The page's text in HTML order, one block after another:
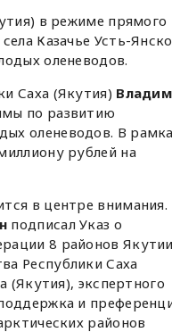
в режиме прямого
Казачье Усть-
оленеводов.
Саха (Якутия)
по развитию
оленеводов. В
рублей на
в центре внимания.
подписал Указ о
8 районов
Республики Саха
(Якутия), экспертного
и
районов